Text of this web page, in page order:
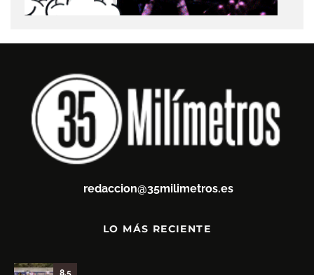
redaccion@35milimetros.es
LO MÁS RECIENTE
8.5